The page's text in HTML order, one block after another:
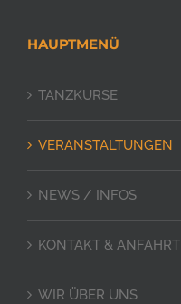
HAUPTMENÜ
TANZKURSE
VERANSTALTUNGEN
NEWS / INFOS
KONTAKT & ANFAHRT
WIR ÜBER UNS